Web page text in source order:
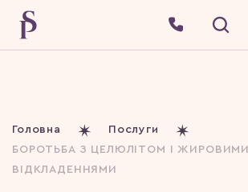
Головна
Послуги
БОРОТЬБА З ЦЕЛЮЛІТОМ І ЖИРОВИМИ
ВІДКЛАДЕННЯМИ